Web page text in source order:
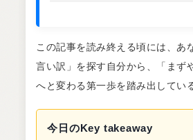
この記事を読み終える頃には、あ
言い訳」を探す自分から、「まず
へと変わる第一歩を踏み出してい
今日のKey takeaway